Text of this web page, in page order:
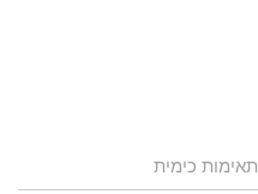
תאימות כימית